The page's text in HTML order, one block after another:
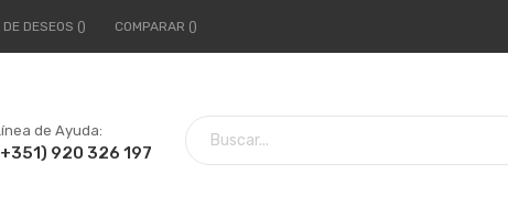
DESEOS COMPARAR
de Ayuda:
920 326 197